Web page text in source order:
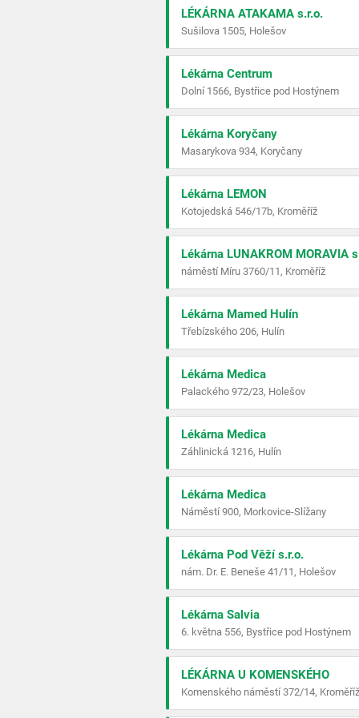
LÉKÁRNA ATAKAMA s.r.o.
Sušilova 1505, Holešov
Lékárna Centrum
Dolní 1566, Bystřice pod Hostýnem
Lékárna Koryčany
Masarykova 934, Koryčany
Lékárna LEMON
Kotojedská 546/17b, Kroměříž
Lékárna LUNAKROM MORAVIA
náměstí Míru 3760/11, Kroměříž
Lékárna Mamed Hulín
Třebízského 206, Hulín
Lékárna Medica
Palackého 972/23, Holešov
Lékárna Medica
Záhlinická 1216, Hulín
Lékárna Medica
Náměstí 900, Morkovice-Slížany
Lékárna Pod Věží s.r.o.
nám. Dr. E. Beneše 41/11, Holešov
Lékárna Salvia
6. května 556, Bystřice pod Hostýnem
LÉKÁRNA U KOMENSKÉHO
Komenského náměstí 372/14, Kroměříž